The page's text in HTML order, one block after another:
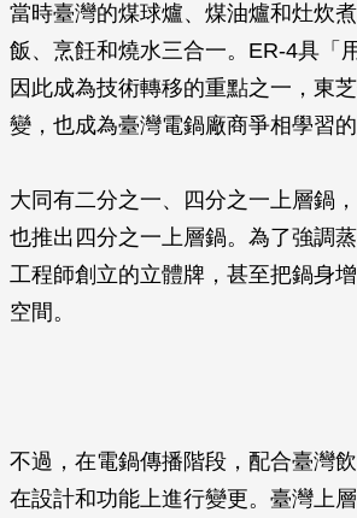
當時臺灣的煤球爐、煤油爐和灶炊
飯、烹飪和燒水三合一。ER-4具「
因此成為技術轉移的重點之一，東
變，也成為臺灣電鍋廠商爭相學習的
大同有二分之一、四分之一上層鍋
也推出四分之一上層鍋。為了強調
工程師創立的立體牌，甚至把鍋身
空間。
不過，在電鍋傳播階段，配合臺灣
在設計和功能上進行變更。臺灣上